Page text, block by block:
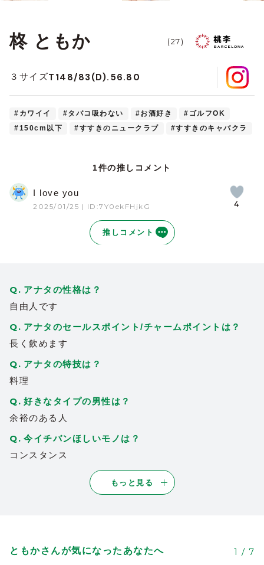
柊 ともか (27)
３サイズT148/83(D).56.80
#カワイイ #タバコ吸わない #お酒好き
#ゴルフOK
#150cm以下
#すすきのニュークラブ #すすきのキャバクラ
1件の推しコメント
2025/01/25 | ID:7Y0ekFHjkG
I love you
4
推しコメント
アナタの性格は？
自由人です
アナタのセールスポイント/チャームポイントは？
長く飲めます
アナタの特技は？
料理
好きなタイプの男性は？
余裕のある人
今イチバンほしいモノは？
コンスタンス
もっと見る
ともかさんが気になったあなたへ 1 / 7